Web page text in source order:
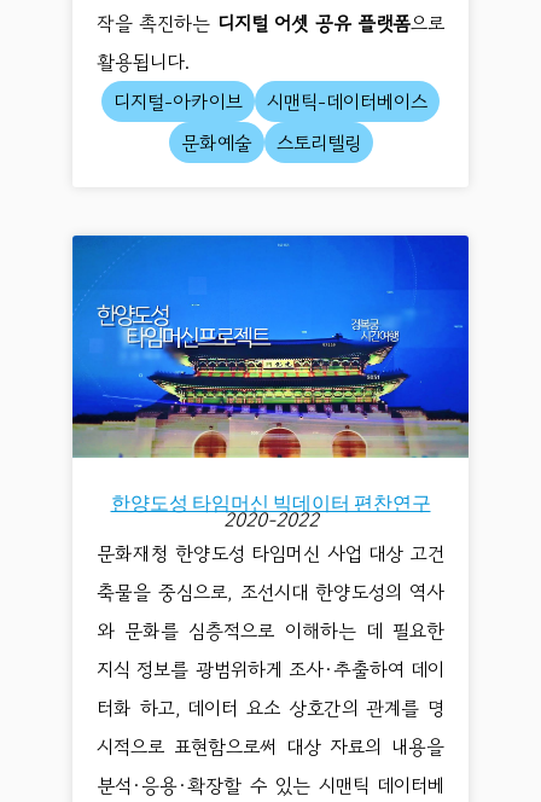
작을 촉진하는 디지털 어셋 공유 플랫폼으로
활용됩니다.
디지털-아카이브
시맨틱-데이터베이스
문화예술
스토리텔링
한양도성 타임머신 빅데이터 편찬연구
2020-2022
문화재청 한양도성 타임머신 사업 대상 고건
축물을 중심으로, 조선시대 한양도성의 역사
와 문화를 심층적으로 이해하는 데 필요한
지식 정보를 광범위하게 조사·추출하여 데이
터화 하고, 데이터 요소 상호간의 관계를 명
시적으로 표현함으로써 대상 자료의 내용을
분석·응용·확장할 수 있는 시맨틱 데이터베